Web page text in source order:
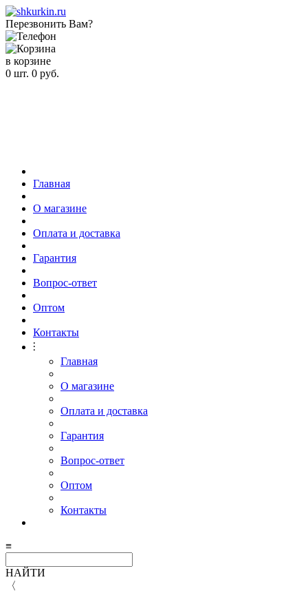
Перезвонить Вам?
в корзине
0 шт. 0 руб.
Главная
О магазине
Оплата и доставка
Гарантия
Вопрос-ответ
Оптом
Контакты
⫶
Главная
О магазине
Оплата и доставка
Гарантия
Вопрос-ответ
Оптом
Контакты
≡
НАЙТИ
〈